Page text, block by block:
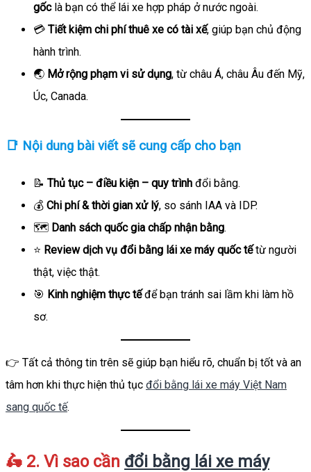
gốclà bạn có thể lái xe hợp pháp ở nước ngoài.
💳 Tiết kiệm chi phí thuê xe có tài xế, giúp bạn chủ động
hành trình.
🌏 Mở rộng phạm vi sử dụng, từ châu Á, châu Âu đến Mỹ,
Úc, Canada.
📑 Nội dung bài viết sẽ cung cấp cho bạn
📝 Thủ tục – điều kiện – quy trình đổi bằng.
💰 Chi phí & thời gian xử lý, so sánh IAA và IDP.
🗺️ Danh sách quốc gia chấp nhận bằng.
⭐ Review dịch vụ đổi bằng lái xe máy quốc tếtừ người
thật, việc thật.
🎯 Kinh nghiệm thực tếđể bạn tránh sai lầm khi làm hồ
sơ.
👉 Tất cả thông tin trên sẽ giúp bạn hiểu rõ, chuẩn bị tốt và an
tâm hơn khi thực hiện thủ tục đổi bằng lái xe máy Việt Nam
sang quốc tế.
🛵 2. Vì sao cần đổi bằng lái xe máy